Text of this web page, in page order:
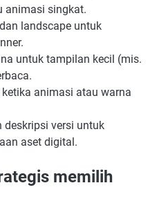
animasi singkat.
landscape untuk
untuk tampilan kecil (mis.
animasi atau warna
deskripsi versi untuk
aset digital.
memilih